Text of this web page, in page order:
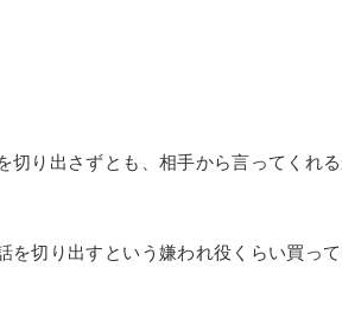
り出さずとも、相手から言ってくれ
切り出すという嫌われ役くらい買っ